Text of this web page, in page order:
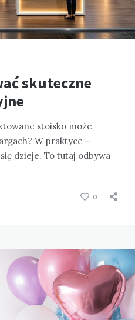
skuteczne
stoisko może
W praktyce –
dzieje. To tutaj odbywa
0